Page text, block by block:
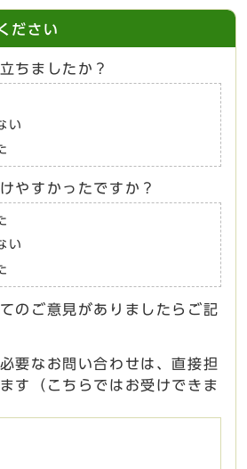
ださい
ちましたか？
い
やすかったですか？
い
のご意見がありましたらご記
要なお問い合わせは、直接担
す（こちらではお受けできま